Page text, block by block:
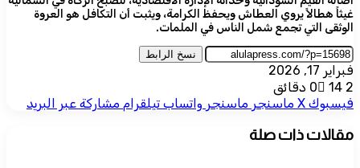
غيثاً هطالاً يروي العطاش ويحفظ الكرامة، ويثبت أن التكافل هو العروة
الوثقى التي تجمع شمل الناس في الملمات.
نسخ الرابط
فبراير 17, 2026
0
14 2 دقائق
فيسبوك ‫X ماسنجر ماسنجر واتساب تيلقرام مشاركة عبر البريد
مقالات ذات صلة